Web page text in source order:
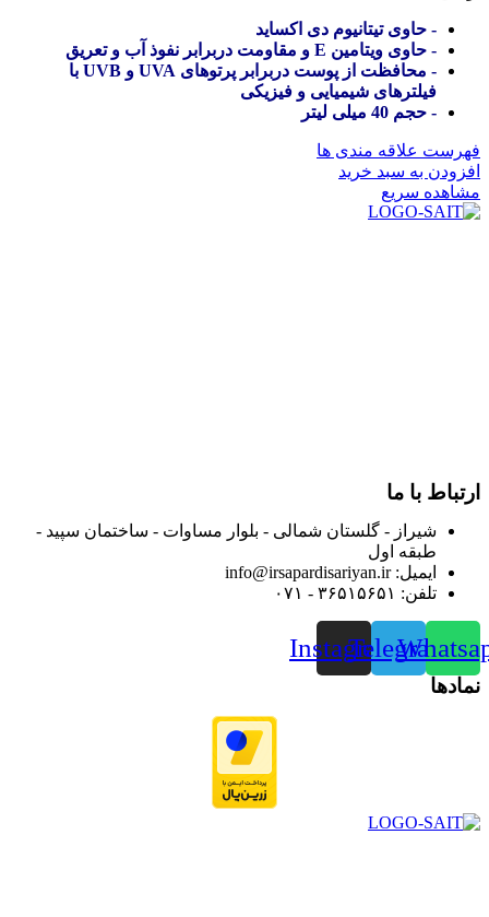
- حاوی تیتانیوم دی اکساید
- حاوی ویتامین E و مقاومت دربرابر نفوذ آب و تعریق
- محافظت از پوست دربرابر پرتوهای UVA و UVB با
فیلترهای شیمیایی و فیزیکی
- حجم 40 میلی لیتر
فهرست علاقه مندی ها
افزودن به سبد خرید
مشاهده سریع
ارتباط با ما
شیراز - گلستان شمالی - بلوار مساوات - ساختمان سپید -
طبقه اول
ایمیل: info@irsapardisariyan.ir
تلفن: ۳۶۵۱۵۶۵۱ - ۰۷۱
Telegram
Instagram
نمادها